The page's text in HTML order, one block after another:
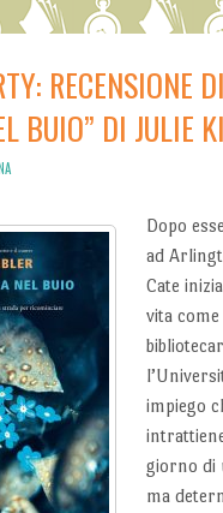
RECENSIONE
BUIO” DI JULIE
Dopo
ad
Cate
vita
impiego
giorno di
ma